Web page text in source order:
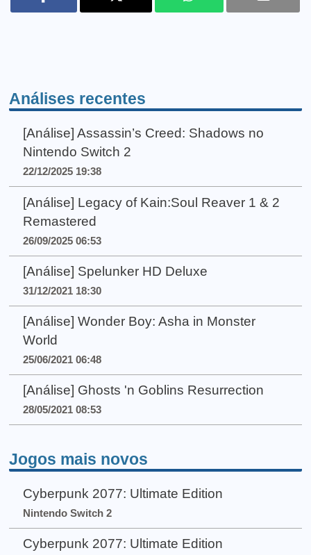
Análises recentes
[Análise] Assassin’s Creed: Shadows no
Nintendo Switch 2
22/12/2025 19:38
[Análise] Legacy of Kain:Soul Reaver 1 & 2
Remastered
26/09/2025 06:53
[Análise] Spelunker HD Deluxe
31/12/2021 18:30
[Análise] Wonder Boy: Asha in Monster
World
25/06/2021 06:48
[Análise] Ghosts 'n Goblins Resurrection
28/05/2021 08:53
Jogos mais novos
Cyberpunk 2077: Ultimate Edition
Nintendo Switch 2
Cyberpunk 2077: Ultimate Edition